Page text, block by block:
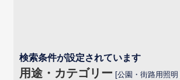
検索条件が設定されています
用途・カテゴリー 公園・街路用照明